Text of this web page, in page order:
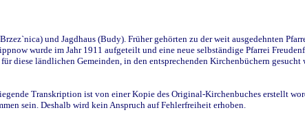
und Jagdhaus (Budy). Früher gehörten zu der weit ausgedehnten
wurde im Jahr 1911 aufgeteilt und eine neue selbständige Pfarrei
ländlichen Gemeinden, in den entsprechenden Kirchenbüchern gesucht
Transkription ist von einer Kopie des Original-Kirchenbuches erstellt
sein. Deshalb wird kein Anspruch auf Fehlerfreiheit erhoben.